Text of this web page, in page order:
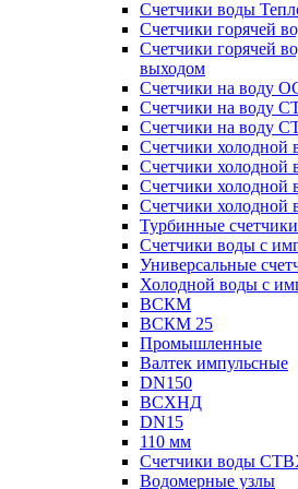
Счетчики воды
Счетчики горячей
Счетчики горячей
выходом
Счетчики на воду
Счетчики на воду
Счетчики на воду
Счетчики холодной
Счетчики
Счетчики
Счетчики
Турбинные
Счетчики воды с
Универсальные
Холодной воды с
ВСКМ
ВСКМ 25
Промышленные
Валтек импульсные
DN150
ВСХНД
DN15
110 мм
Счетчики воды
Водомерные узлы